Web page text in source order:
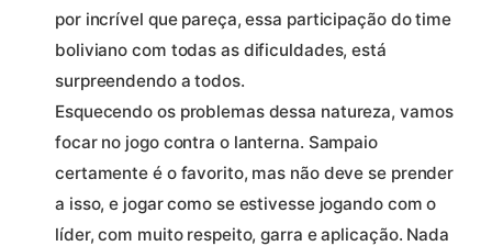
por incrível que pareça, essa participação do time
boliviano com todas as dificuldades, está
surpreendendo a todos.
Esquecendo os problemas dessa natureza, vamos
focar no jogo contra o lanterna. Sampaio
certamente é o favorito, mas não deve se prender
a isso, e jogar como se estivesse jogando com o
líder, com muito respeito, garra e aplicação. Nada